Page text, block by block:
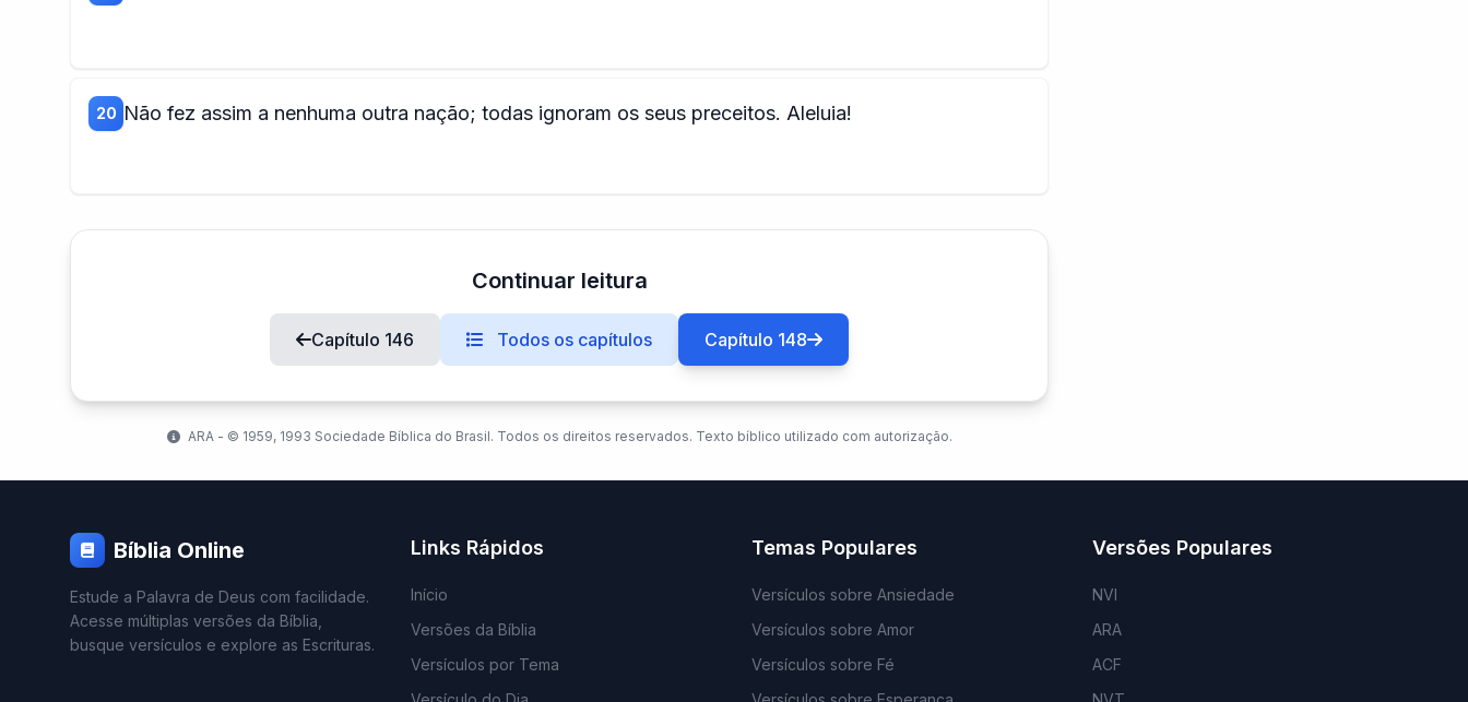
20 Não fez assim a nenhuma outra nação; todas ignoram os seus preceitos. Aleluia!
Continuar leitura
Capítulo 146 Todos os capítulos Capítulo 148
ARA - ©️ 1959, 1993 Sociedade Bíblica do Brasil. Todos os direitos reservados. Texto bíblico utilizado com autorização.
Bíblia Online
Estude a Palavra de Deus com facilidade.
Acesse múltiplas versões da Bíblia,
busque versículos e explore as Escrituras.
Links Rápidos
Início
Versões da Bíblia
Versículos por Tema
Temas Populares
Versículos sobre Ansiedade
Versículos sobre Amor
Versículos sobre Fé
Versões Populares
NVI
ARA
ACF